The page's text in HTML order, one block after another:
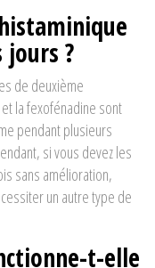
?
de deuxième
la fexofénadine sont
pendant plusieurs
si vous devez les
sans amélioration,
un autre type de
t-elle